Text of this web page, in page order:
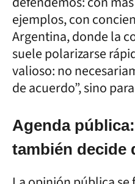
ejemplos, con
Argentina, donde la
suele polarizarse
valioso: no
de acuerdo”, sino
Agenda
también decide